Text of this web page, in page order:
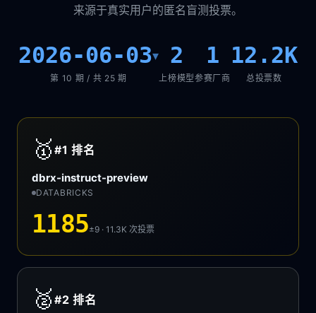
来源于真实用户的匿名盲测投票。
2026-06-03▾
第 10 期 / 共 25 期
2
上榜模型
1
参赛厂商
12.2K
总投票数
🥇 #1排名
dbrx-instruct-preview
DATABRICKS
1185±9 · 11.3K次投票
🥈 #2排名